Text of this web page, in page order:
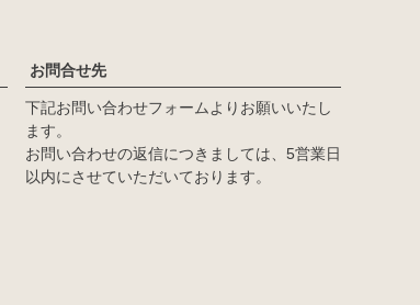
お問合せ先
下記お問い合わせフォームよりお願いいたし
ます。
お問い合わせの返信につきましては、5営業日
以内にさせていただいております。